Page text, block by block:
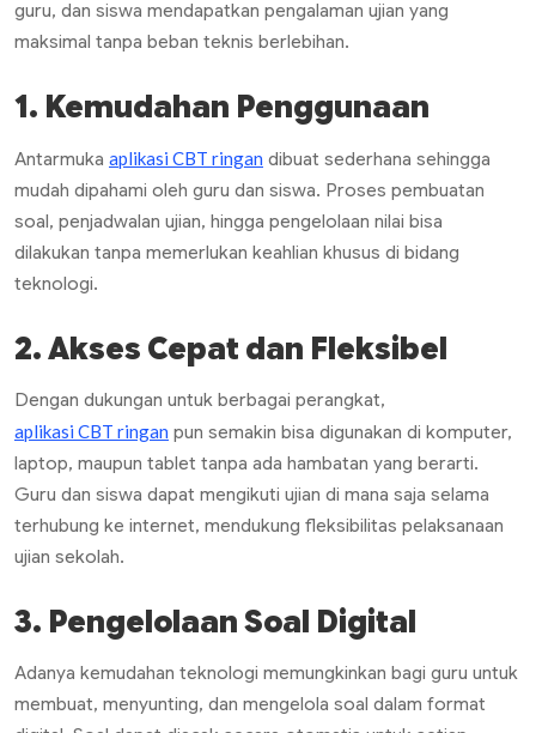
guru, dan siswa mendapatkan pengalaman ujian yang
maksimal tanpa beban teknis berlebihan.
1. Kemudahan Penggunaan
Antarmuka aplikasi CBT ringan dibuat sederhana sehingga
mudah dipahami oleh guru dan siswa. Proses pembuatan
soal, penjadwalan ujian, hingga pengelolaan nilai bisa
dilakukan tanpa memerlukan keahlian khusus di bidang
teknologi.
2. Akses Cepat dan Fleksibel
Dengan dukungan untuk berbagai perangkat,
aplikasi CBT ringan pun semakin bisa digunakan di komputer,
laptop, maupun tablet tanpa ada hambatan yang berarti.
Guru dan siswa dapat mengikuti ujian di mana saja selama
terhubung ke internet, mendukung fleksibilitas pelaksanaan
ujian sekolah.
3. Pengelolaan Soal Digital
Adanya kemudahan teknologi memungkinkan bagi guru untuk
membuat, menyunting, dan mengelola soal dalam format